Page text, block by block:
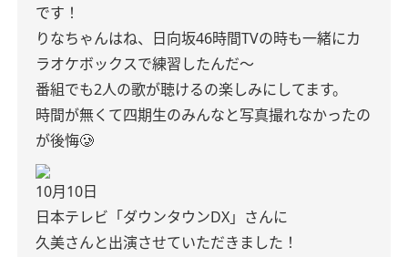
です！
りなちゃんはね、日向坂46時間TVの時も一緒にカ
ラオケボックスで練習したんだ〜
番組でも2人の歌が聴けるの楽しみにしてます。
時間が無くて四期生のみんなと写真撮れなかったの
が後悔🥲
10月10日
日本テレビ「ダウンタウンDX」さんに
久美さんと出演させていただきました！